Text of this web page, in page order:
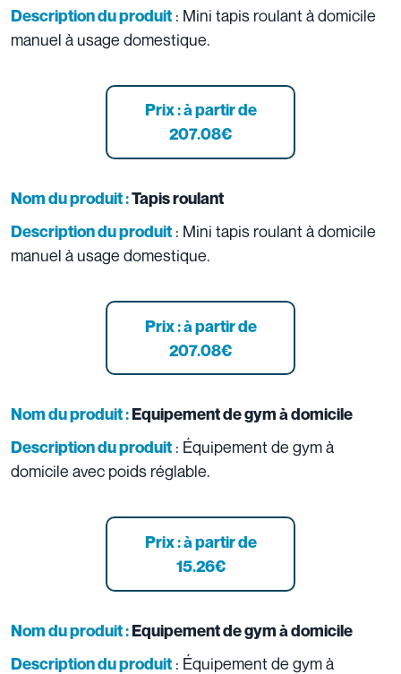
Description du produit : Mini tapis roulant à domicile
manuel à usage domestique.
Prix : à partir de
207.08€
Nom du produit :Tapis roulant
Description du produit : Mini tapis roulant à domicile
manuel à usage domestique.
Prix : à partir de
207.08€
Nom du produit :Equipement de gym à domicile
Description du produit : Équipement de gym à
domicile avec poids réglable.
Prix : à partir de
15.26€
Nom du produit :Equipement de gym à domicile
Description du produit : Équipement de gym à